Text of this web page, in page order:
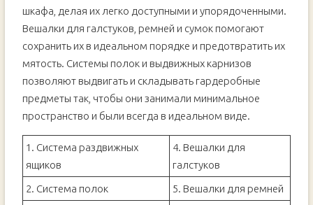
шкафа, делая их легко доступными и упорядоченными.
Вешалки для галстуков, ремней и сумок помогают
сохранить их в идеальном порядке и предотвратить их
мятость. Системы полок и выдвижных карнизов
позволяют выдвигать и складывать гардеробные
предметы так, чтобы они занимали минимальное
пространство и были всегда в идеальном виде.
1. Система раздвижных
ящиков
4. Вешалки для
галстуков
2. Система полок
5. Вешалки для ремней